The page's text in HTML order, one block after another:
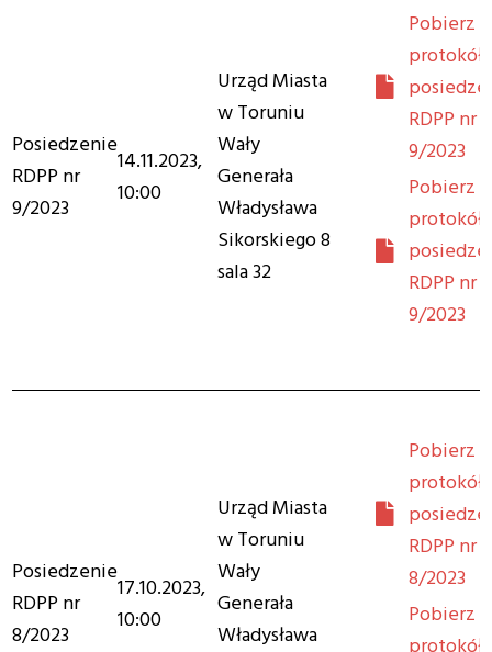
Posiedzenie
RDPP nr
9/2023
14.11.2023,
10:00
Urząd Miasta
w Toruniu
Wały
Generała
Władysława
Sikorskiego 8
sala 32
Pobierz
protokół
RDPP nr
9/2023
Pobierz
protokół
RDPP nr
9/2023
Posiedzenie
RDPP nr
8/2023
17.10.2023,
10:00
Urząd Miasta
w Toruniu
Wały
Generała
Władysława
Pobierz
protokół
RDPP nr
8/2023
Pobierz